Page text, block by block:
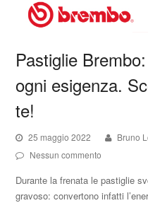
Pastiglie
ogni esigenza.
te!
25 maggio 2022 Bruno
Nessun commento
Durante la frenata le pastiglie
gravoso: convertono infatti